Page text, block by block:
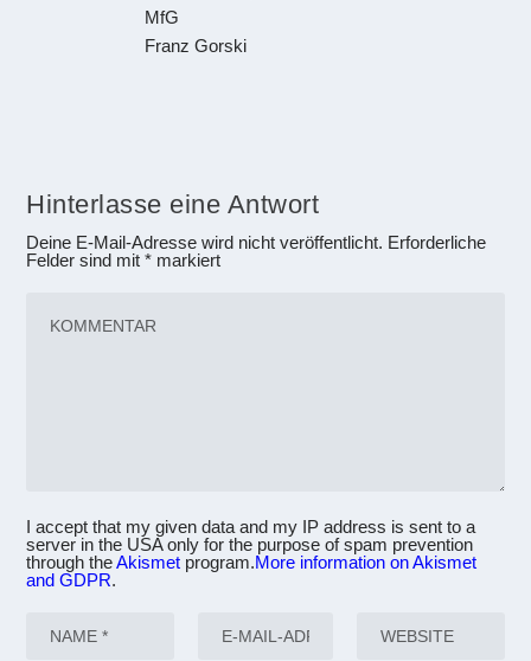
MfG
Franz Gorski
Hinterlasse eine Antwort
Deine E-Mail-Adresse wird nicht veröffentlicht. Erforderliche
Felder sind mit* markiert
I accept that my given data and my IP address is sent to a
server in the USA only for the purpose of spam prevention
through theAkismet program.More information on Akismet
and GDPR.